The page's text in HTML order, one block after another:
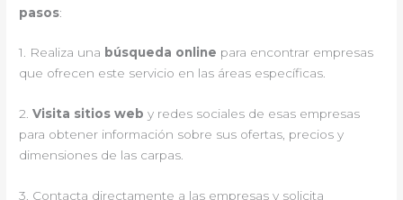
pasos:
1. Realiza una búsqueda online para encontrar empresas
que ofrecen este servicio en las áreas específicas.
2.Visita sitios web y redes sociales de esas empresas
para obtener información sobre sus ofertas, precios y
dimensiones de las carpas.
3. Contacta directamente a las empresas y solicita